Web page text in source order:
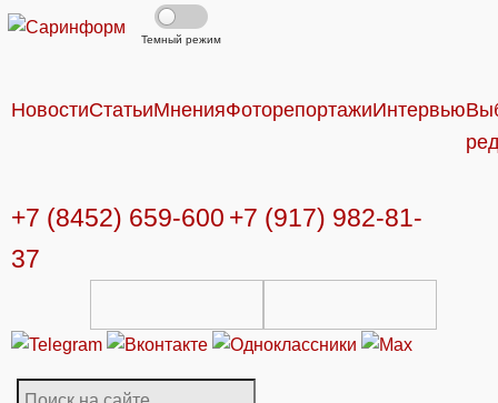
Темный режим
НовостиСтатьиМненияФоторепортажиИнтервью
+7 (8452) 659-600 +7 (917) 982-81-
37